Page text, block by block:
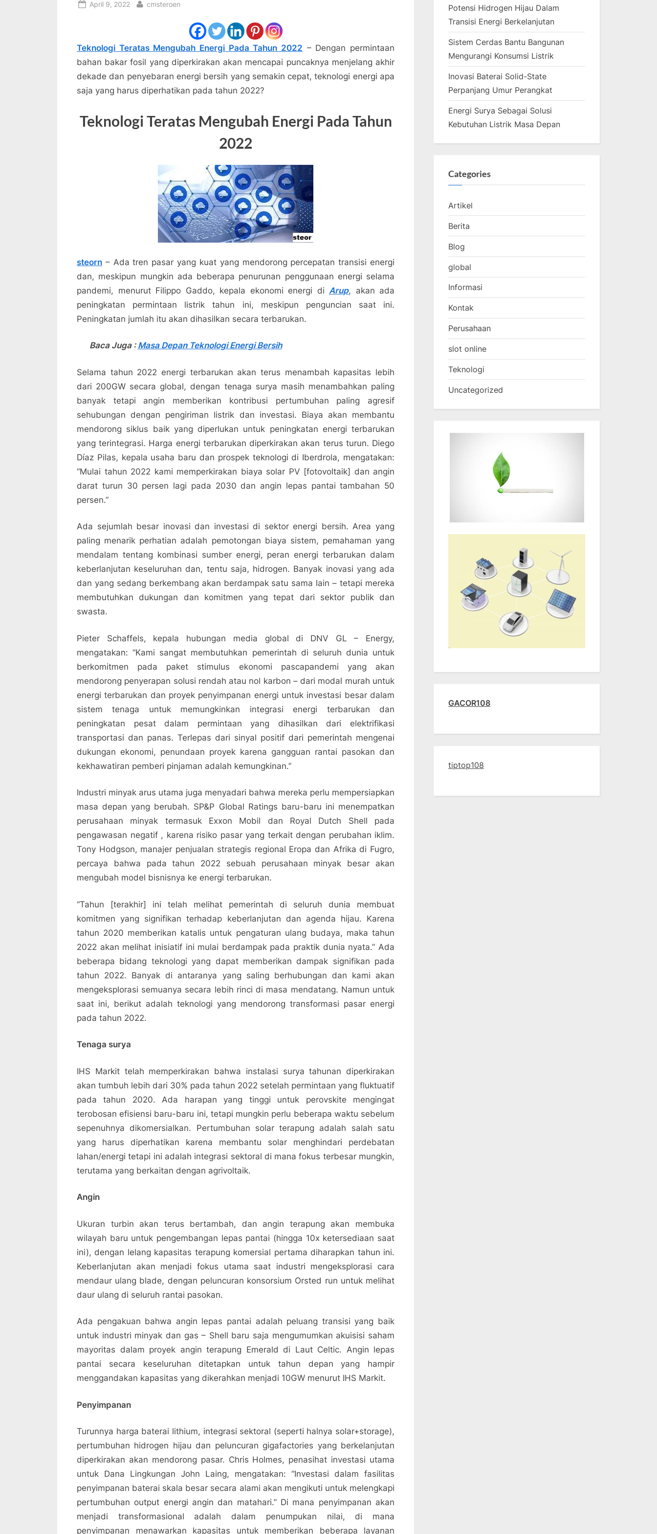
Posted
April 9, 2022 By
cmsteroen
Teknologi Teratas Mengubah Energi Pada Tahun 2022 – Dengan permintaan
bahan bakar fosil yang diperkirakan akan mencapai puncaknya menjelang akhir
dekade dan penyebaran energi bersih yang semakin cepat, teknologi energi apa
saja yang harus diperhatikan pada tahun 2022?
Teknologi Teratas Mengubah Energi Pada Tahun
2022
steorn – Ada tren pasar yang kuat yang mendorong percepatan transisi energi
dan, meskipun mungkin ada beberapa penurunan penggunaan energi selama
pandemi, menurut Filippo Gaddo, kepala ekonomi energi di Arup, akan ada
peningkatan permintaan listrik tahun ini, meskipun penguncian saat ini.
Peningkatan jumlah itu akan dihasilkan secara terbarukan.
Baca Juga : Masa Depan Teknologi Energi Bersih
Selama tahun 2022 energi terbarukan akan terus menambah kapasitas lebih
dari 200GW secara global, dengan tenaga surya masih menambahkan paling
banyak tetapi angin memberikan kontribusi pertumbuhan paling agresif
sehubungan dengan pengiriman listrik dan investasi. Biaya akan membantu
mendorong siklus baik yang diperlukan untuk peningkatan energi terbarukan
yang terintegrasi. Harga energi terbarukan diperkirakan akan terus turun. Diego
Díaz Pilas, kepala usaha baru dan prospek teknologi di Iberdrola, mengatakan:
“Mulai tahun 2022 kami memperkirakan biaya solar PV [fotovoltaik] dan angin
darat turun 30 persen lagi pada 2030 dan angin lepas pantai tambahan 50
persen.”
Ada sejumlah besar inovasi dan investasi di sektor energi bersih. Area yang
paling menarik perhatian adalah pemotongan biaya sistem, pemahaman yang
mendalam tentang kombinasi sumber energi, peran energi terbarukan dalam
keberlanjutan keseluruhan dan, tentu saja, hidrogen. Banyak inovasi yang ada
dan yang sedang berkembang akan berdampak satu sama lain – tetapi mereka
membutuhkan dukungan dan komitmen yang tepat dari sektor publik dan
swasta.
Pieter Schaffels, kepala hubungan media global di DNV GL – Energy,
mengatakan: “Kami sangat membutuhkan pemerintah di seluruh dunia untuk
berkomitmen pada paket stimulus ekonomi pascapandemi yang akan
mendorong penyerapan solusi rendah atau nol karbon – dari modal murah untuk
energi terbarukan dan proyek penyimpanan energi untuk investasi besar dalam
sistem tenaga untuk memungkinkan integrasi energi terbarukan dan
peningkatan pesat dalam permintaan yang dihasilkan dari elektrifikasi
transportasi dan panas. Terlepas dari sinyal positif dari pemerintah mengenai
dukungan ekonomi, penundaan proyek karena gangguan rantai pasokan dan
kekhawatiran pemberi pinjaman adalah kemungkinan.”
Industri minyak arus utama juga menyadari bahwa mereka perlu mempersiapkan
masa depan yang berubah. SP&P Global Ratings baru-baru ini menempatkan
perusahaan minyak termasuk Exxon Mobil dan Royal Dutch Shell pada
pengawasan negatif , karena risiko pasar yang terkait dengan perubahan iklim.
Tony Hodgson, manajer penjualan strategis regional Eropa dan Afrika di Fugro,
percaya bahwa pada tahun 2022 sebuah perusahaan minyak besar akan
mengubah model bisnisnya ke energi terbarukan.
“Tahun [terakhir] ini telah melihat pemerintah di seluruh dunia membuat
komitmen yang signifikan terhadap keberlanjutan dan agenda hijau. Karena
tahun 2020 memberikan katalis untuk pengaturan ulang budaya, maka tahun
2022 akan melihat inisiatif ini mulai berdampak pada praktik dunia nyata.” Ada
beberapa bidang teknologi yang dapat memberikan dampak signifikan pada
tahun 2022. Banyak di antaranya yang saling berhubungan dan kami akan
mengeksplorasi semuanya secara lebih rinci di masa mendatang. Namun untuk
saat ini, berikut adalah teknologi yang mendorong transformasi pasar energi
pada tahun 2022.
Tenaga surya
IHS Markit telah memperkirakan bahwa instalasi surya tahunan diperkirakan
akan tumbuh lebih dari 30% pada tahun 2022 setelah permintaan yang fluktuatif
pada tahun 2020. Ada harapan yang tinggi untuk perovskite mengingat
terobosan efisiensi baru-baru ini, tetapi mungkin perlu beberapa waktu sebelum
sepenuhnya dikomersialkan. Pertumbuhan solar terapung adalah salah satu
yang harus diperhatikan karena membantu solar menghindari perdebatan
lahan/energi tetapi ini adalah integrasi sektoral di mana fokus terbesar mungkin,
terutama yang berkaitan dengan agrivoltaik.
Angin
Ukuran turbin akan terus bertambah, dan angin terapung akan membuka
wilayah baru untuk pengembangan lepas pantai (hingga 10x ketersediaan saat
ini), dengan lelang kapasitas terapung komersial pertama diharapkan tahun ini.
Keberlanjutan akan menjadi fokus utama saat industri mengeksplorasi cara
mendaur ulang blade, dengan peluncuran konsorsium Orsted run untuk melihat
daur ulang di seluruh rantai pasokan.
Ada pengakuan bahwa angin lepas pantai adalah peluang transisi yang baik
untuk industri minyak dan gas – Shell baru saja mengumumkan akuisisi saham
mayoritas dalam proyek angin terapung Emerald di Laut Celtic. Angin lepas
pantai secara keseluruhan ditetapkan untuk tahun depan yang hampir
menggandakan kapasitas yang dikerahkan menjadi 10GW menurut IHS Markit.
Penyimpanan
Turunnya harga baterai lithium, integrasi sektoral (seperti halnya solar+storage),
pertumbuhan hidrogen hijau dan peluncuran gigafactories yang berkelanjutan
diperkirakan akan mendorong pasar. Chris Holmes, penasihat investasi utama
untuk Dana Lingkungan John Laing, mengatakan: “Investasi dalam fasilitas
penyimpanan baterai skala besar secara alami akan mengikuti untuk melengkapi
pertumbuhan output energi angin dan matahari.” Di mana penyimpanan akan
menjadi transformasional adalah dalam penumpukan nilai, di mana
penyimpanan menawarkan kapasitas untuk memberikan beberapa layanan
Potensi Hidrogen Hijau Dalam
Transisi Energi Berkelanjutan
Sistem Cerdas Bantu Bangunan
Mengurangi Konsumsi Listrik
Inovasi Baterai Solid-State
Perpanjang Umur Perangkat
Energi Surya Sebagai Solusi
Kebutuhan Listrik Masa Depan
Categories
Artikel
Berita
Blog
global
Informasi
Kontak
Perusahaan
slot online
Teknologi
Uncategorized
GACOR108
tiptop108